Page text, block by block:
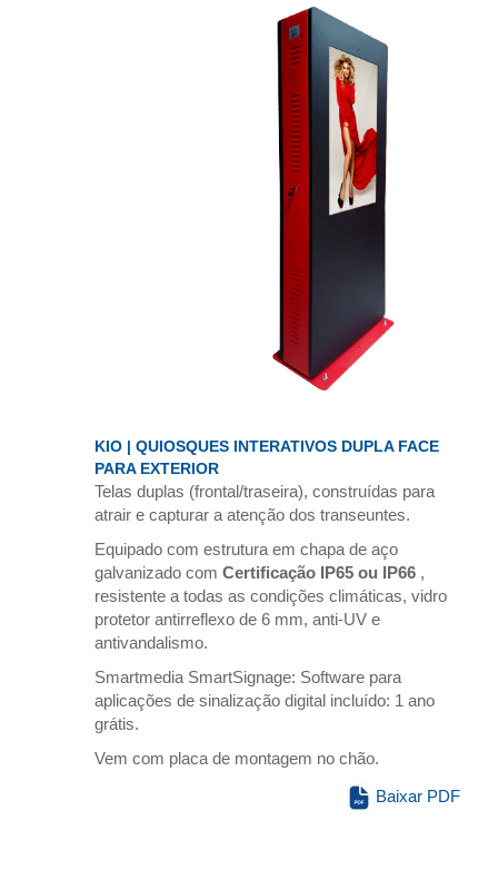
KIO | QUIOSQUES INTERATIVOS DUPLA FACE
PARA EXTERIOR
Telas duplas (frontal/traseira), construídas para
atrair e capturar a atenção dos transeuntes.
Equipado com estrutura em chapa de aço
galvanizado comCertificação IP65 ou IP66 ,
resistente a todas as condições climáticas, vidro
protetor antirreflexo de 6 mm, anti-UV e
antivandalismo.
Smartmedia SmartSignage: Software para
aplicações de sinalização digital incluído: 1 ano
grátis.
Vem com placa de montagem no chão.
Baixar PDF